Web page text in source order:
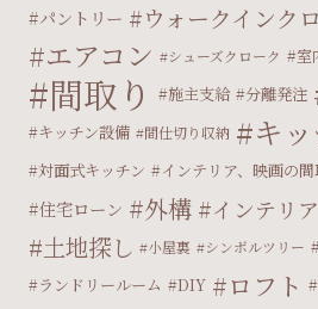
パントリー ウォークインク
エアコン シューズクローク 室
間取り 施主支給 分離発注
キッチン設備 間仕切り収納 キ
対面式キッチン インテリア、映画の
住宅ローン 外構 インテリア
土地探し 小屋裏 シンボルツリー
ランドリールーム
DIY ロフト